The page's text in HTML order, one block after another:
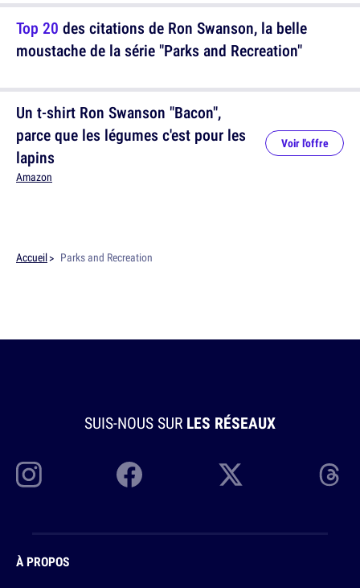
Top 20 des citations de Ron Swanson, la belle
moustache de la série "Parks and Recreation"
Un t-shirt Ron Swanson "Bacon",
parce que les légumes c'est pour les
lapins
Amazon
Voir l'offre
Accueil Parks and Recreation
SUIS-NOUS SUR LES RÉSEAUX
À PROPOS